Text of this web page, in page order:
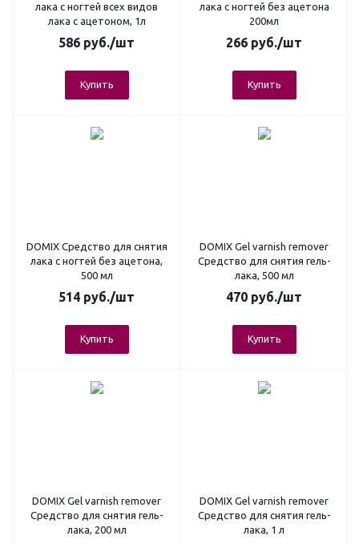
лака c ногтей всех видов
лака с ацетоном, 1л
586 руб./шт
Купить
лака c ногтей без ацетона
200мл
266 руб./шт
Купить
DOMIX Средство для снятия
лака c ногтей без ацетона,
500 мл
514 руб./шт
Купить
DOMIX Gel varnish remover
Средство для снятия гель-
лака, 500 мл
470 руб./шт
Купить
DOMIX Gel varnish remover
Средство для снятия гель-
лака, 200 мл
DOMIX Gel varnish remover
Средство для снятия гель-
лака, 1 л